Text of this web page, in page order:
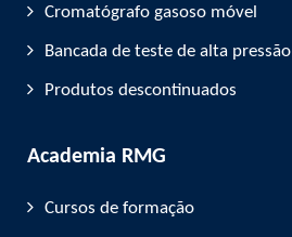
Cromatógrafo gasoso móvel
Bancada de teste de alta pressão
Produtos descontinuados
Academia RMG
Cursos de formação